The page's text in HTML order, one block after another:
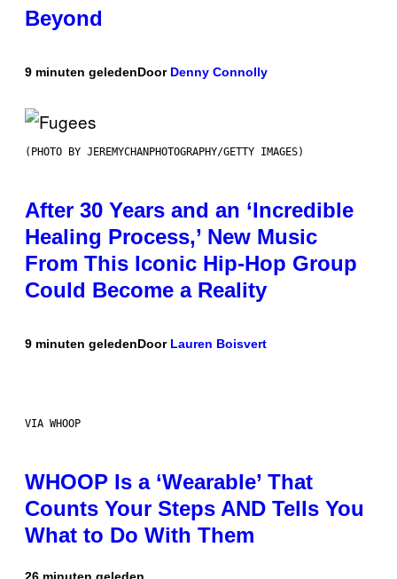
Beyond
9 minuten geledenDoor Denny Connolly
(PHOTO BY JEREMYCHANPHOTOGRAPHY/GETTY IMAGES)
After 30 Years and an ‘Incredible
Healing Process,’ New Music
From This Iconic Hip-Hop Group
Could Become a Reality
9 minuten geledenDoor Lauren Boisvert
VIA WHOOP
WHOOP Is a ‘Wearable’ That
Counts Your Steps AND Tells You
What to Do With Them